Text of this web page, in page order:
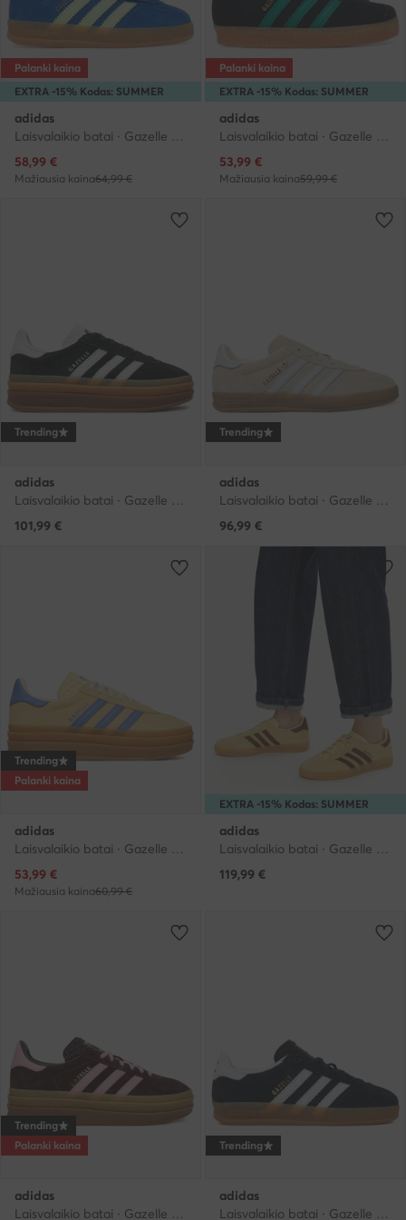
EXTRA -15% Kodas: SUMMER
Palanki kaina
adidas
Dabartinė kaina
58,99 €
Mažiausia kaina64,99 €
EXTRA -15% Kodas: SUMMER
Palanki kaina
adidas
Dabartinė kaina
53,99 €
Mažiausia kaina59,99 €
Trending
adidas
Laisvalaikio batai · Gazelle · Juoda
101,99 €
Trending
adidas
Laisvalaikio batai · Gazelle · Smėlio
96,99 €
Trending
Palanki kaina
adidas
Laisvalaikio batai · Gazelle · Smėlio
Dabartinė kaina
53,99 €
Mažiausia kaina60,99 €
EXTRA -15% Kodas: SUMMER
adidas
Laisvalaikio batai · Gazelle · Geltona
119,99 €
Trending
Palanki kaina
adidas
Laisvalaikio batai · Gazelle · Ruda
Trending
adidas
Laisvalaikio batai · Gazelle · Juoda